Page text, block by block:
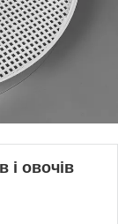
і овочів